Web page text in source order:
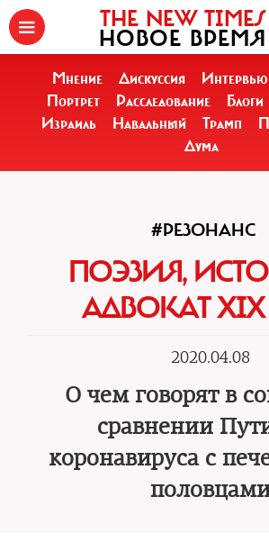
THE NEW TIMES
НОВОЕ ВРЕМЯ
Мнение Дискуссия Интервью
Портрет
Расследование Блоги
Израиль
Навальный Трамп
Дума
#РЕЗОНАНС
ПОЭЗИЯ,
АДВОКАТ
2020.04.08
О чем говорят в
сравнении
коронавируса с